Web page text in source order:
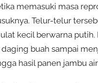
memasuki masa
Telur-telur
kecil berwarna
buah sampai
hasil panen jambu